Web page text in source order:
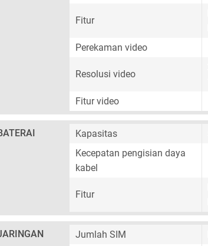
Fitur
Perekaman video
Resolusi video
Fitur video
Kapasitas
Kecepatan pengisian daya
kabel
Fitur
Jumlah SIM